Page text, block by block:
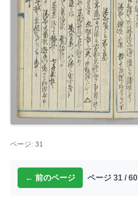
ページ: 31
← 前のページ ページ 31 / 60